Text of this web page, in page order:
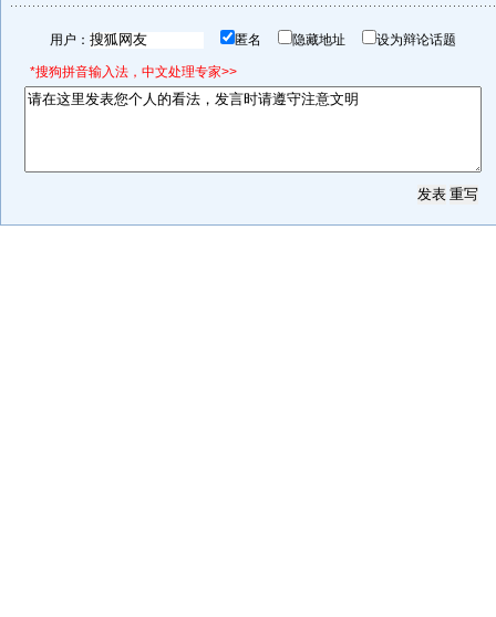
用户： 匿名 隐藏地址 设为辩论话题
*搜狗拼音输入法，中文处理专家>>